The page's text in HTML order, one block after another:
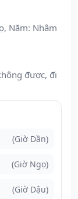
Năm: Nhâm
được, đi
(Giờ Dần)
(Giờ Ngọ)
(Giờ Dậu)